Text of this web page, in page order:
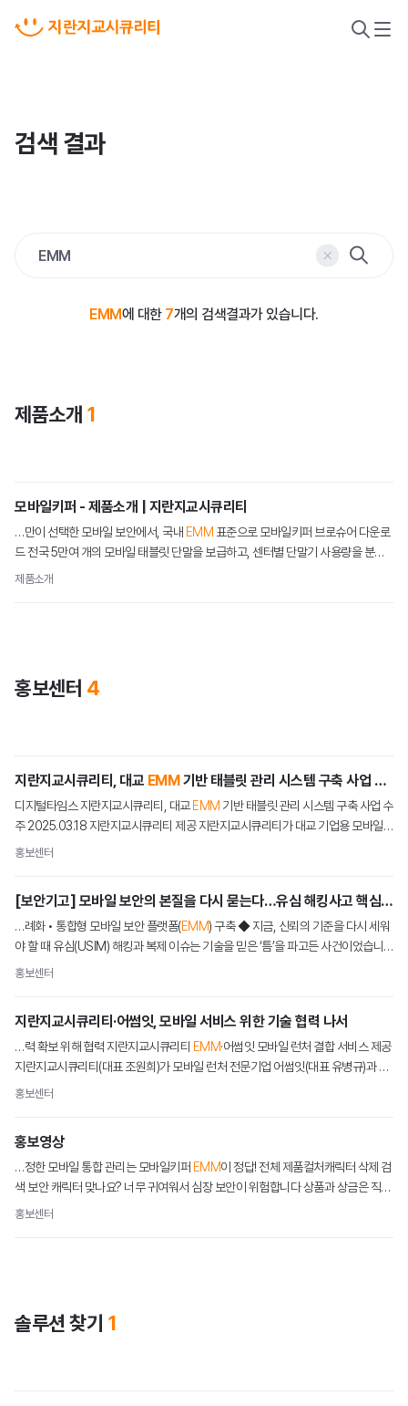
머드픽스
스팸스나이퍼
메일스크린
제이볼트 플러스
오피스하드
모바일키퍼
메일세이퍼
스팸메일 동향 분석
공지사항
뉴스
이벤트
검메
검색 결과
검
EMM에 대한 7개의 검색결과가 있습니다.
제품소개 1
모바일키퍼 - 제품소개 | 지란지교시큐리티
…만이 선택한 모바일 보안에서, 국내 EMM 표준으로 모바일키퍼 브로슈어 다운로
드 전국 5만여 개의 모바일 태블릿 단말을 보급하고, 센터별 단말기 사용량을 분석
해 사업 전략 수립에 활용해요! 대교 IT 기획팀 개인부터 법인…
제품소개
홍보센터 4
지란지교시큐리티, 대교 EMM기반 태블릿 관리 시스템 구축 사업 수주
디지털타임스 지란지교시큐리티, 대교 EMM 기반 태블릿 관리 시스템 구축 사업 수
주 2025.03.18 지란지교시큐리티 제공 지란지교시큐리티가 대교 기업용 모바일
통합 관리(
홍보센터
[보안기고] 모바일 보안의 본질을 다시 묻는다…유심 해킹사고 핵심포인트
…례화 • 통합형 모바일 보안 플랫폼(EMM) 구축 ◆ 지금, 신뢰의 기준을 다시 세워
야 할 때 유심(USIM) 해킹과 복제 이슈는 기술을 믿은 ‘틈’을 파고든 사건이었습니
다. 하지만 이는 우리가 모바일 보안을 어떻게 다뤄…
홍보센터
지란지교시큐리티·어썸잇, 모바일 서비스 위한 기술 협력 나서
…력 확보 위해 협력 지란지교시큐리티 EMM·어썸잇 모바일 런처 결합 서비스 제공
지란지교시큐리티(대표 조원희)가 모바일 런처 전문기업 어썸잇(대표 유병규)과 기
술 협력 파트너십을 체결했다고 28일 밝혔다. 모바일 런처는 …
홍보센터
홍보영상
…정한 모바일 통합 관리는 모바일키퍼 EMM이 정답! 전체 제품컬처캐릭터 삭제 검
색 보안 캐릭터 맞나요? 너무 귀여워서 심장 보안이 위험합니다 상품과 상금은 직원
들을 춤추게 합니다🕺🏻 2025 전사 워크샵 의심스런 일에…
홍보센터
솔루션 찾기 1